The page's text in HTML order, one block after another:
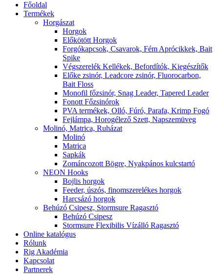
Főoldal
Termékek
Horgászat
Horgok
Előkötött Horgok
Forgókapcsok, Csavarok, Fém Aprócikkek, Bait
Spike
Végszerelék Kellékek, Befordítók, Kiegészítők
Előke zsinór, Leadcore zsinór, Fluorocarbon,
Bait Floss
Monofil főzsinór, Snag Leader, Tapered Leader
Fonott Főzsinórok
PVA termékek, Olló, Fúró, Parafa, Krimp Fogó
Fejlámpa, Horogélező Szett, Napszemüveg
Molinó, Matrica, Ruházat
Molinó
Matrica
Sapkák
Zománcozott Bögre, Nyakpános kulcstartó
NEON Hooks
Bojlis horgok
Feeder, úszós, finomszerelékes horgok
Harcsázó horgok
Behúzó Csipesz, Stormsure Ragasztó
Behúzó Csipesz
Stormsure Flexibilis Vízálló Ragasztó
Online katalógus
Rólunk
Rig Akadémia
Kapcsolat
Partnerek